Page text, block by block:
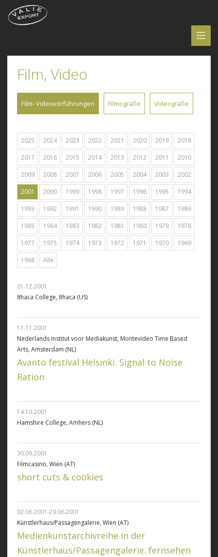
Film, Video
Film- Videovorführungen Filmografie Videografie
2025 2024 2023 2022 2021 2020 2019 2018
2017 2016 2015 2014 2013 2012 2011 2010
2009 2008 2007 2006 2005 2004 2003 2002
2001 2000 1999 1998 1997 1996 1995 1994
1993 1992 1991 1990 1989 1988 1987 1986
1985 1984 1983 1982 1981 1980 1979 1978
1977 1975 1974 1973 1972 1971 1970 1969
1968 Alle
01.12.2001
Ithaca College, Ithaca (US)
11.11.2001
Nederlands Institut voor Mediakunst, Montevideo Time Based
Arts, Amsterdam (NL)
Avanto festival Helsinki. Signal to Noise
Ration
14.10.2001
Hamshire College, Amhers (NL)
30.09.2001
Filmcasino, Wien (AT)
short cuts & cookies
02.06.2001-29.06.2001
Künstlerhaus/Passagengalerie, Wien (AT)
Medienkunstarchivreihe in der
Künstlerhaus/Passagengalerie. fernsehen